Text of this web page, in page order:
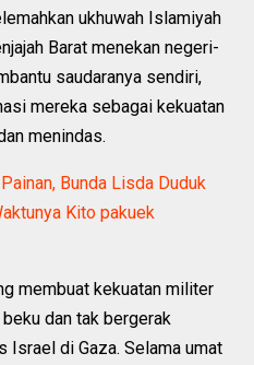
ukhuwah Islamiyah
Barat menekan negeri-
saudaranya sendiri,
mereka sebagai kekuatan
menindas.
Bunda Lisda Duduk
Kito pakuek
membuat kekuatan militer
dan tak bergerak
Israel di Gaza. Selama umat